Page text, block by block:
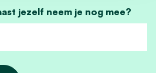
jezelf neem je nog mee?